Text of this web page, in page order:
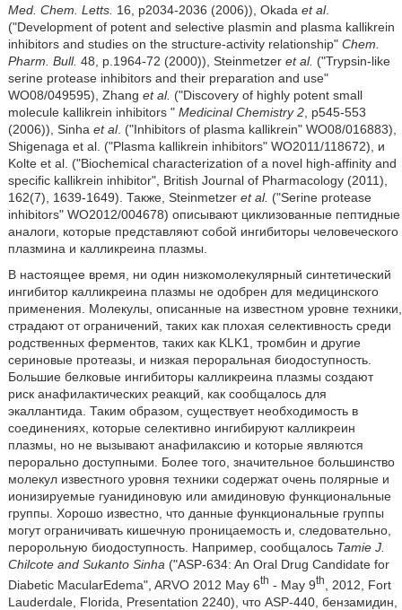
Med. Chem. Letts. 16, p2034-2036 (2006)), Okada et al.
("Development of potent and selective plasmin and plasma kallikrein
inhibitors and studies on the structure-activity relationship" Chem.
Pharm. Bull. 48, p.1964-72 (2000)), Steinmetzer et al. ("Trypsin-like
serine protease inhibitors and their preparation and use"
WO08/049595), Zhang et al. ("Discovery of highly potent small
molecule kallikrein inhibitors " Medicinal Chemistry 2, p545-553
(2006)), Sinha et al. ("Inhibitors of plasma kallikrein" WO08/016883),
Shigenaga et al. (ʺPlasma kallikrein inhibitorsʺ WO2011/118672), и
Kolte et al. (ʺBiochemical characterization of a novel high-affinity and
specific kallikrein inhibitorʺ, British Journal of Pharmacology (2011),
162(7), 1639-1649). Также, Steinmetzer et al. (ʺSerine protease
inhibitorsʺ WO2012/004678) описывают циклизованные пептидные
аналоги, которые представляют собой ингибиторы человеческого
плазмина и калликреина плазмы.
В настоящее время, ни один низкомолекулярный синтетический
ингибитор калликреина плазмы не одобрен для медицинского
применения. Молекулы, описанные на известном уровне техники,
страдают от ограничений, таких как плохая селективность среди
родственных ферментов, таких как KLK1, тромбин и другие
сериновые протеазы, и низкая пероральная биодоступность.
Большие белковые ингибиторы калликреина плазмы создают
риск анафилактических реакций, как сообщалось для
экаллантида. Таким образом, существует необходимость в
соединениях, которые селективно ингибируют калликреин
плазмы, но не вызывают анафилаксию и которые являются
перорально доступными. Более того, значительное большинство
молекул известного уровня техники содержат очень полярные и
ионизируемые гуанидиновую или амидиновую функциональные
группы. Хорошо известно, что данные функциональные группы
могут ограничивать кишечную проницаемость и, следовательно,
перорольную биодоступность. Например, сообщалось Tamie J.
Chilcote and Sukanto Sinha (ʺASP-634: An Oral Drug Candidate for
Diabetic MacularEdemaʺ, ARVO 2012 May 6th - May 9th
, 2012, Fort
Lauderdale, Florida, Presentation 2240), что ASP-440, бензамидин,